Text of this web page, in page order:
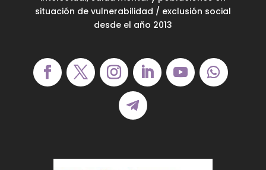
situación de vulnerabilidad / exclusión social
desde el año 2013